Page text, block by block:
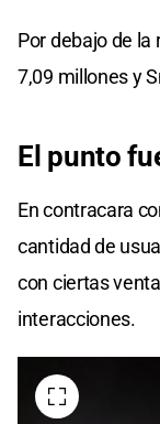
Por debajo de
7,09 millones y
El punto
En contracara
cantidad de
con ciertas
interacciones.